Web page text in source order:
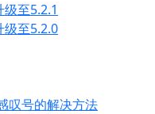
至5.2.1
级至5.2.0
叹号的解决方法